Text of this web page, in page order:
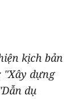
kịch bản
"Xây dựng
dụ